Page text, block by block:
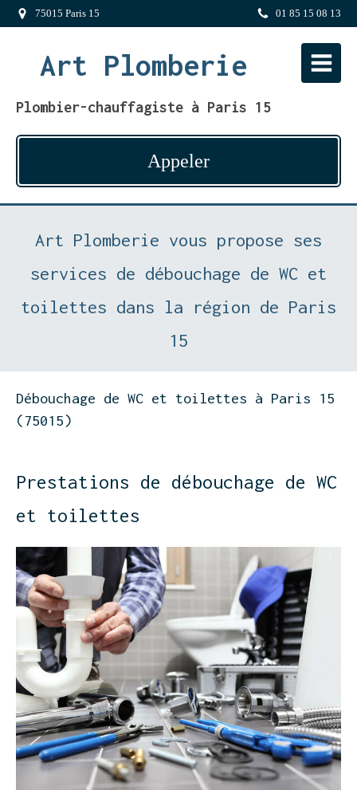
75015 Paris 15 01 85 15 08 13
Art Plomberie
Plombier-chauffagiste à Paris 15
Appeler
Art Plomberie vous propose ses
services de débouchage de WC et
toilettes dans la région de Paris
15
Débouchage de WC et toilettes à Paris 15
(75015)
Prestations de débouchage de WC
et toilettes